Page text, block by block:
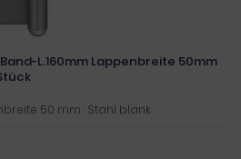
L.160mm Lappenbreite 50mm
50 mm · Stahl blank